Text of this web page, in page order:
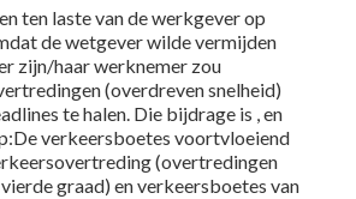
ten laste van de werkgever op
de wetgever wilde vermijden
zijn/haar werknemer zou
(overdreven snelheid)
te halen. Die bijdrage is , en
verkeersboetes voortvloeiend
(overtredingen
graad) en verkeersboetes van